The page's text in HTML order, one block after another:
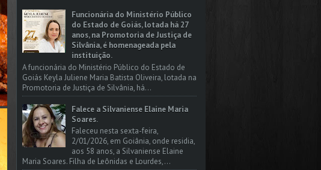
Funcionária do Ministério Público
do Estado de Goiás, lotada há 27
anos, na Promotoria de Justiça de
Silvânia, é homenageada pela
instituição.
A funcionária do Ministério Público do Estado de
Goiás Keyla Juliene Maria Batista Oliveira, lotada na
Promotoria de Justiça de Silvânia, há...
Falece a Silvaniense Elaine Maria
Soares.
Faleceu nesta sexta-feira,
2/01/2026, em Goiânia, onde residia,
aos 58 anos, a Silvaniense Elaine
Maria Soares. Filha de Leônidas e Lourdes,...